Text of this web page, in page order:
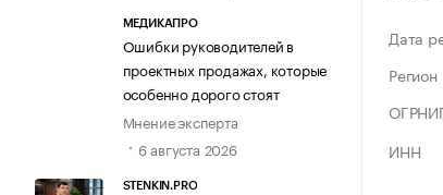
МЕДИКАПРО
Ошибки руководителей в
проектных продажах, которые
особенно дорого стоят
Мнение эксперта
6 августа 2026
STENKIN.PRO
Дата
Регион
ИНН